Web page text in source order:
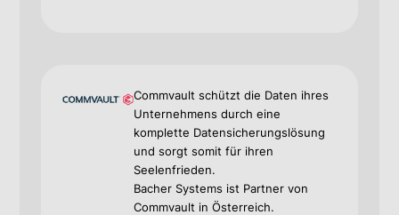
Commvault schützt die Daten ihres
Unternehmens durch eine
komplette Datensicherungslösung
und sorgt somit für ihren
Seelenfrieden.
Bacher Systems ist Partner von
Commvault in Österreich.